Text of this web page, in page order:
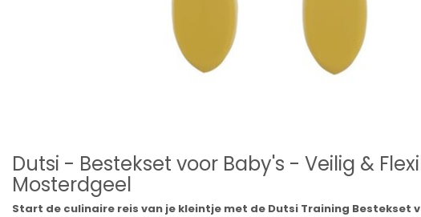
Dutsi - Bestekset voor Baby's - Veilig &
Mosterdgeel
Start de culinaire reis van je kleintje met de Dutsi Training Bestekset